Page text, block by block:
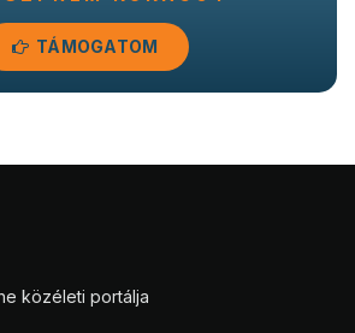
TÁMOGATOM
közéleti portálja